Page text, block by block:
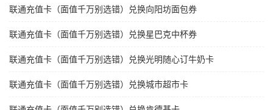
联通充值卡（面值千万别选错）兑换向阳坊面包券
联通充值卡（面值千万别选错）兑换星巴克中杯券
联通充值卡（面值千万别选错）兑换光明随心订牛奶卡
联通充值卡（面值千万别选错）兑换城市超市卡